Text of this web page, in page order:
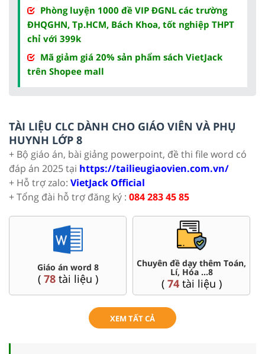
Phòng luyện 1000 đề VIP ĐGNL các trường
ĐHQGHN, Tp.HCM, Bách Khoa, tốt nghiệp THPT
chỉ với 399k
Mã giảm giá 20% sản phẩm sách VietJack
trên Shopee mall
TÀI LIỆU CLC DÀNH CHO GIÁO VIÊN VÀ PHỤ
HUYNH LỚP 8
+ Bộ giáo án, bài giảng powerpoint, đề thi file word có
đáp án 2025 tại https://tailieugiaovien.com.vn/
+ Hỗ trợ zalo: VietJack Official
+ Tổng đài hỗ trợ đăng ký : 084 283 45 85
Giáo án word 8
( 78tài liệu )
Chuyên đề dạy thêm Toán,
Lí, Hóa ...8
( 74tài liệu )
XEM TẤT CẢ